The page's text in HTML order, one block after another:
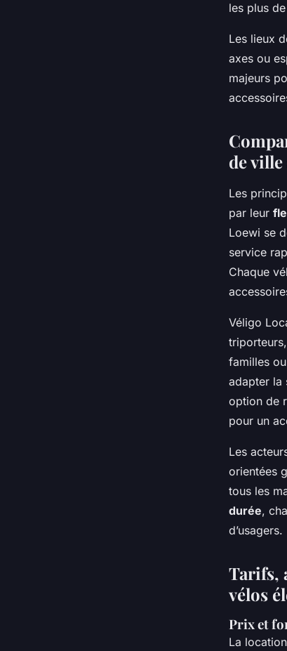
les plus
Les lieux
axes ou
majeurs
de
Les
par leur
Loewi se
service
Chaque
Véligo
familles
adapter la
option de
pour un
Les
orientées
tous les
durée,
d’usagers.
Tarifs,
vélos
Prix et
La